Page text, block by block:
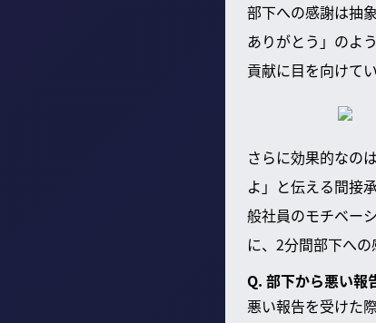
部下への感謝は抽
ありがとう」のよ
貢献に目を向けて
さらに効果的なの
よ」と伝える間接
般社員のモチベー
に、2分間部下へ
Q. 部下から悪い報
悪い報告を受けた